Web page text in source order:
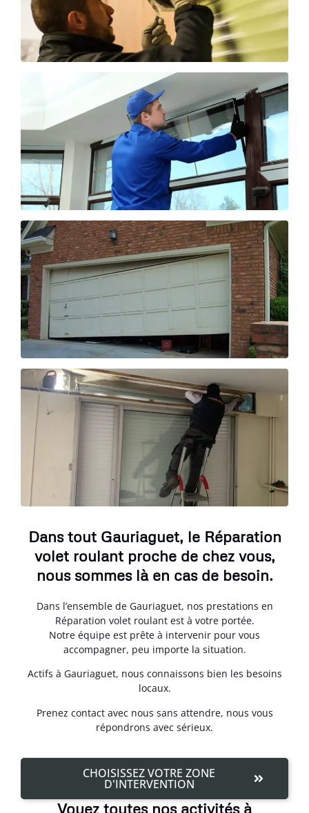
Dans tout Gauriaguet, le Réparation
volet roulant proche de chez vous,
nous sommes là en cas de besoin.
Dans l’ensemble de Gauriaguet, nos prestations en
Réparation volet roulant est à votre portée.
Notre équipe est prête à intervenir pour vous
accompagner, peu importe la situation.
Actifs à Gauriaguet, nous connaissons bien les besoins
locaux.
Prenez contact avec nous sans attendre, nous vous
répondrons avec sérieux.
CHOISISSEZ VOTRE ZONE
D'INTERVENTION
Voyez toutes nos activités à